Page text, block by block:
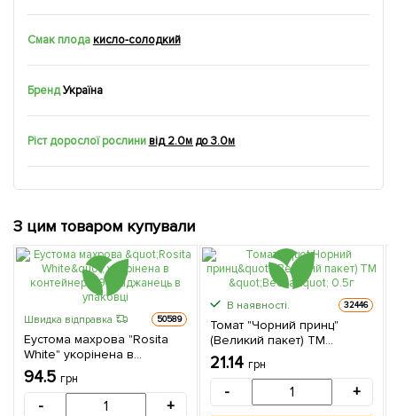
Смак плодакисло-солодкий
БрендУкраїна
Ріст дорослої рослини від 2.0м до 3.0м
З цим товаром купували
Швидка відправка 50589
Еустома махрова "Rosita
White" укорінена в
контейнері Р9 1 саджанець
в упаковці
94.5 грн
- +
В наявності. 32446
Томат "Чорний принц"
(Великий пакет) ТМ
"Весна" 0.5г
21.14 грн
- +